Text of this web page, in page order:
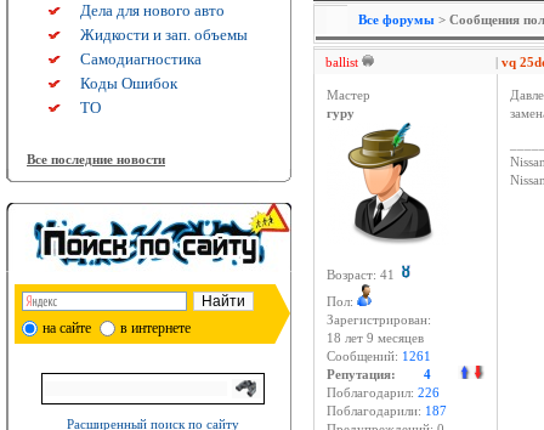
Дела для нового авто
Жидкости и зап. объемы
Самодиагностика
Коды Ошибок
ТО
Все последние новости
на сайте в интернете
Расширенный поиск по сайту
Все форумы > Сообщения
ballist | vq
Мастер
гуру
Возраст: 41
Пол:
Зарегистрирован:
18 лет 9 месяцев
Сообщений: 1261
Репутация: 4
Поблагодарил: 226
Поблагодарили: 187